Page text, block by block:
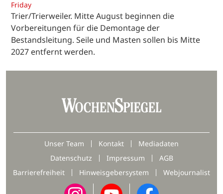
Friday
Trier/Trierweiler. Mitte August beginnen die
Vorbereitungen für die Demontage der
Bestandsleitung. Seile und Masten sollen bis Mitte
2027 entfernt werden.
Unser Team Kontakt
Mediadaten
Datenschutz
Impressum
AGB
Barrierefreiheit
Hinweisgebersystem Webjournalist